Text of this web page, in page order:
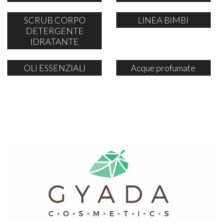
SCRUB CORPO
DETERGENTE
IDRATANTE
LINEA BIMBI
OLI ESSENZIALI Acque profumate